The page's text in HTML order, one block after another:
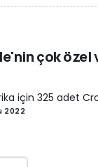
çok özel
için 325 adet
2022